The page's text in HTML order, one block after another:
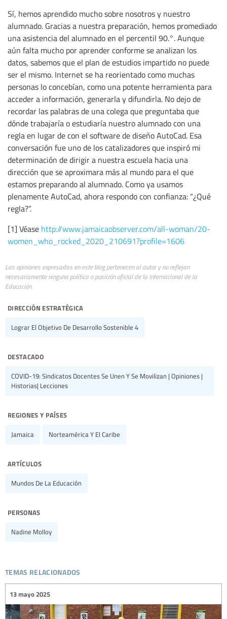
Sí, hemos aprendido mucho sobre nosotros y nuestro
alumnado. Gracias a nuestra preparación, hemos promediado
una asistencia del alumnado en el percentil 90.°. Aunque
aún falta mucho por aprender conforme se analizan los
datos, sabemos que el plan de estudios impartido no puede
ser el mismo. Internet se ha reorientado como muchas
personas lo concebían, como una potente herramienta para
acceder a información, generarla y difundirla. No dejo de
recordar las palabras de una colega que preguntaba que
dónde trabajaría o estudiaría nuestro alumnado con una
regla en lugar de con el software de diseño AutoCad. Esa
conversación fue uno de los catalizadores que inspiró mi
determinación de dirigir a nuestra escuela hacia una
dirección que se aproximara más al mundo para el que
estamos preparando al alumnado. Como ya usamos
plenamente AutoCad, ahora respondo con confianza: “¿Qué
regla?”.
[1] Véase http://www.jamaicaobserver.com/all-woman/20-
women_who_rocked_2020_210691?profile=1606
Las opiniones expresadas en este blog pertenecen al autor y no reflejan
necesariamente ninguna política o posición oficial de la Internacional de la
Educación.
dirección estratégica
Lograr El Objetivo De Desarrollo Sostenible 4
destacado
COVID-19: Sindicatos Docentes Se Unen Y Se Movilizan | Opiniones |
Historias| Lecciones
regiones y países
Jamaica Norteamérica Y El Caribe
artículos
Mundos De La Educación
personas
Nadine Molloy
temas relacionados
13 mayo 2025